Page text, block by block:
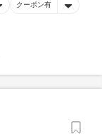
クーポン有